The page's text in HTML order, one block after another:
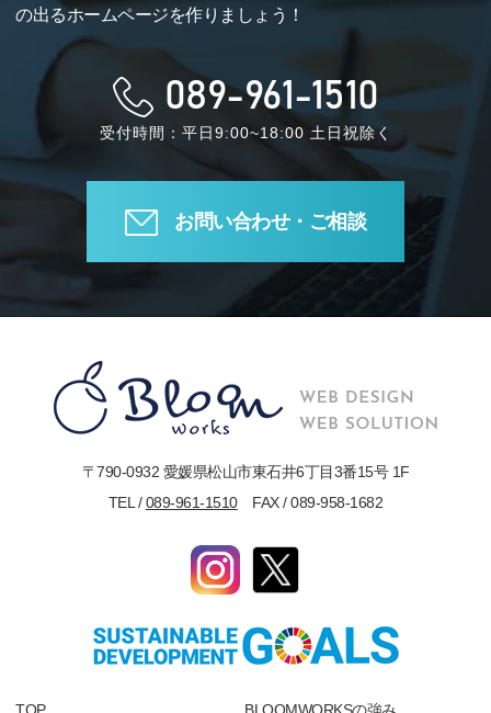
の出るホームページを作りましょう！
089-961-1510
受付時間：平日9:00~18:00 土日祝除く
お問い合わせ・ご相談
〒790-0932 愛媛県松山市東石井6丁目3番15号 1F
TEL /089-961-1510FAX / 089-958-1682
TOP BLOOMWORKSの強み